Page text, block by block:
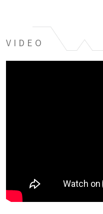
VIDEO